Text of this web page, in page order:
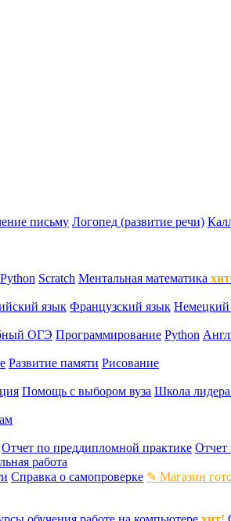
письму Логопед (развитие речи)
Python Scratch Ментальная математика
язык Французский язык Немецкий
ОГЭ Программирование Python
Развитие памяти Рисование
Помощь с выбором вуза Школа лидера
Отчет по преддипломной практике Отчет
работа
Справка о самопроверке ✎ Магазин